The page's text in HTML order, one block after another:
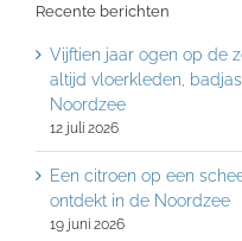
Recente berichten
Vijftien jaar ogen op de
altijd vloerkleden,
Noordzee
12 juli 2026
Een citroen op een
ontdekt in de Noordzee
19 juni 2026